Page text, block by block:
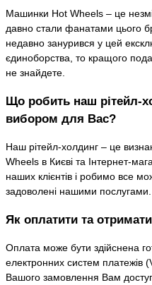
Машинки Hot Wheels – це
давно стали фанатами цього
недавно занурився у цей
єдиноборства, то кращого
не знайдете.
Що робить наш рітейл-
вибором для Вас?
Наш рітейл-холдинг – це
Wheels в Києві та Інтернет-
наших клієнтів і робимо все
задоволені нашими послугами.
Як оплатити та
Оплата може бути здійснена
електронних систем
Вашого замовлення Вам